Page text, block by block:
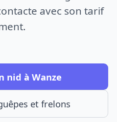
avec son tarif
nid à Wanze
et frelons